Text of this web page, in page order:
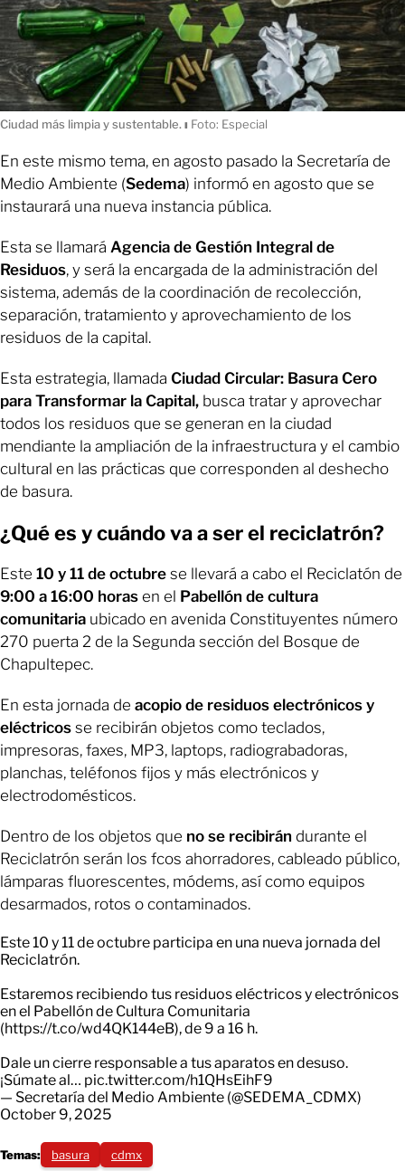
Ciudad más limpia y sustentable. ı Foto: Especial
En este mismo tema, en agosto pasado la Secretaría de
Medio Ambiente (Sedema) informó en agosto que se
instaurará una nueva instancia pública.
Esta se llamará Agencia de Gestión Integral de
Residuos, y será la encargada de la administración del
sistema, además de la coordinación de recolección,
separación, tratamiento y aprovechamiento de los
residuos de la capital.
Esta estrategia, llamada Ciudad Circular: Basura Cero
para Transformar la Capital, busca tratar y aprovechar
todos los residuos que se generan en la ciudad
mendiante la ampliación de la infraestructura y el cambio
cultural en las prácticas que corresponden al deshecho
de basura.
¿Qué es y cuándo va a ser el reciclatrón?
Este 10 y 11 de octubre se llevará a cabo el Reciclatón de
9:00 a 16:00 horas en el Pabellón de cultura
comunitaria ubicado en avenida Constituyentes número
270 puerta 2 de la Segunda sección del Bosque de
Chapultepec.
En esta jornada de acopio de residuos electrónicos y
eléctricos se recibirán objetos como teclados,
impresoras, faxes, MP3, laptops, radiograbadoras,
planchas, teléfonos fijos y más electrónicos y
electrodomésticos.
Dentro de los objetos que no se recibirán durante el
Reciclatrón serán los fcos ahorradores, cableado público,
lámparas fluorescentes, módems, así como equipos
desarmados, rotos o contaminados.
Este 10 y 11 de octubre participa en una nueva jornada del
Reciclatrón.
Estaremos recibiendo tus residuos eléctricos y electrónicos
en el Pabellón de Cultura Comunitaria
(https://t.co/wd4QK144eB), de 9 a 16 h.
Dale un cierre responsable a tus aparatos en desuso.
¡Súmate al… pic.twitter.com/h1QHsEihF9
— Secretaría del Medio Ambiente (@SEDEMA_CDMX)
October 9, 2025
Temas: basura cdmx